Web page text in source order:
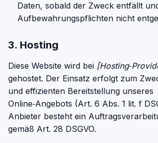
Daten, sobald der Zweck entfällt
Aufbewahrungspflichten nicht
3. Hosting
Diese Website wird bei
gehostet. Der Einsatz erfolgt zum
und effizienten Bereitstellung unseres
Online‑Angebots (Art. 6 Abs. 1 lit. f
Anbieter besteht ein
gemäß Art. 28 DSGVO.